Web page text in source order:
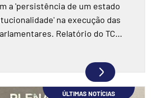
a 'persistência de um estado
na execução das
Relatório do TCU
ÚLTIMAS NOTÍCIAS